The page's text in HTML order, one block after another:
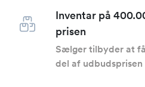
Inventar på
prisen
Sælger tilbyder at
del af udbudsprisen